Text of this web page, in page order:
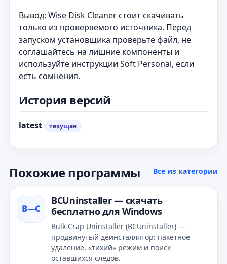
Вывод: Wise Disk Cleaner стоит скачивать
только из проверяемого источника. Перед
запуском установщика проверьте файл, не
соглашайтесь на лишние компоненты и
используйте инструкции Soft Personal, если
есть сомнения.
История версий
latest текущая
Похожие программы Все из категории
B—С
BCUninstaller — скачать
бесплатно для Windows
Bulk Crap Uninstaller (BCUninstaller) —
продвинутый деинсталлятор: пакетное
удаление, «тихий» режим и поиск
оставшихся следов.